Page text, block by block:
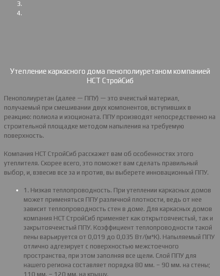
Утепление каркасного дома пенополиуретаном компанией
НСТ СтройСиб
Пенополиуретан (далее — ППУ) — это ячеистый материал,
получаемый при смешивании двух компонентов, вступивших в
реакцию: полиола и изоционата. ППУ производят непосредственно на
строительной площадке методом напыления на требуемую
поверхность.
Компания НСТ СтройСиб расскажет вам об особенностях этого
утеплителя. Скорее всего, это поможет вам сделать правильный
выбор, и, взвесив все за и против, вы выберете инновационный ППУ.
1. Низкая теплопроводность. При утеплении каркасных домов
может применяться ППУ различной плотности, ведь от нее
зависит теплопроводность стен в доме. Для каркасных домов
компания НСТ СтройСиб применяет как открытоячеистый, так и
закрытоячеистый ППУ. Коэффициент теплопроводности такой
пены варьируется от 0,019 до 0,035 Вт/(м*К). Напыляемый ППУ
отлично адгезирует с поверхностью межстоечного
пространства, при этом заполняя все щели. Слой ППУ для
нашего региона составляет порядка 80 мм. – 90 мм. на стены;
110 мм. – 120 мм. на крышу.